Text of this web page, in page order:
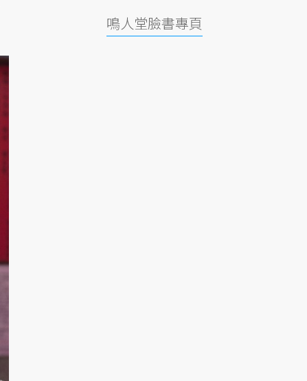
鳴人堂臉書專頁